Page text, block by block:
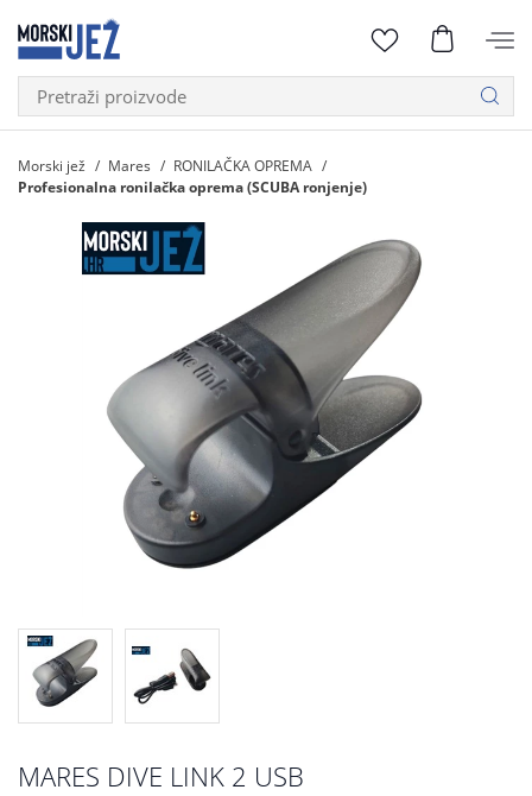
Morski jež Mares RONILAČKA OPREMA
Profesionalna ronilačka oprema (SCUBA ronjenje)
MARES DIVE LINK 2 USB